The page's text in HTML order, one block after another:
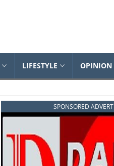
LIFESTYLE OPINION
SPONSORED ADVERT